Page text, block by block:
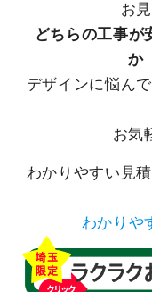
お
どちらの工事が
か
デザインに悩ん
お気
わかりやすい見
わかりや